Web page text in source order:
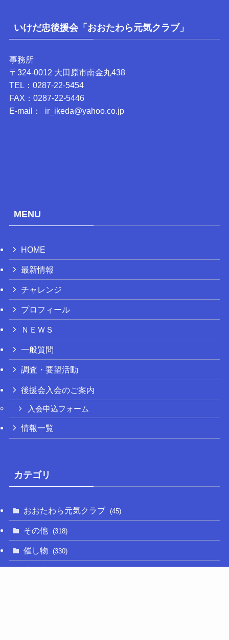
いけだ忠後援会「おおたわら元気クラブ」
事務所
〒324-0012 大田原市南金丸438
TEL：0287-22-5454
FAX：0287-22-5446
E-mail： ir_ikeda@yahoo.co.jp
MENU
HOME
最新情報
チャレンジ
プロフィール
ＮＥＷＳ
一般質問
調査・要望活動
後援会入会のご案内
入会申込フォーム
情報一覧
カテゴリ
おおたわら元気クラブ (45)
その他 (318)
催し物 (330)